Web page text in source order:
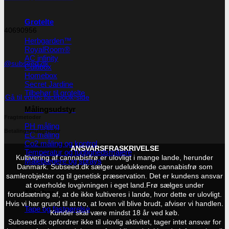
Grotelte
Herbgarden™
RoyalRoom®
AC infinity
Cultibox
Homebox
Secret Jardine
Tilbehør til grotelte
Målingsudstyr
PH måling
EC måling
Co2 måling og kontrol
Temperatur og fugtighedsmålere
Målebægere og sprays
Tilbehør
Tape og fastgørelse
Kurv
40690956
@subseed.dk
Gå til vores facebook-side
Betalingsmuligheder
ANSVARSFRASKRIVELSE
Kultivering af cannabisfrø er ulovligt i mange lande, herunder
Danmark. Subseed.dk sælger udelukkende cannabisfrø som
samlerobjekter og til genetisk præservation. Det er kundens ansvar
at overholde lovgivningen i eget land. Frø sælges under
forudsætning af, at de ikke kultiveres i lande, hvor dette er ulovligt.
Hvis vi har grund til at tro, at loven vil blive brudt, afviser vi handlen.
Kunder skal være mindst 18 år ved køb.
Subseed.dk opfordrer ikke til ulovlig aktivitet, tager intet ansvar for